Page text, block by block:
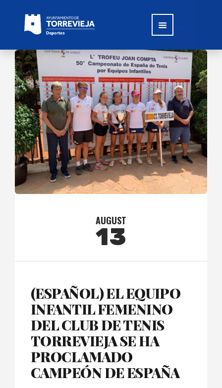
AUGUST
13
(ESPAÑOL) EL EQUIPO
INFANTIL FEMENINO
DEL CLUB DE TENIS
TORREVIEJA SE HA
PROCLAMADO
CAMPEÓN DE ESPAÑA